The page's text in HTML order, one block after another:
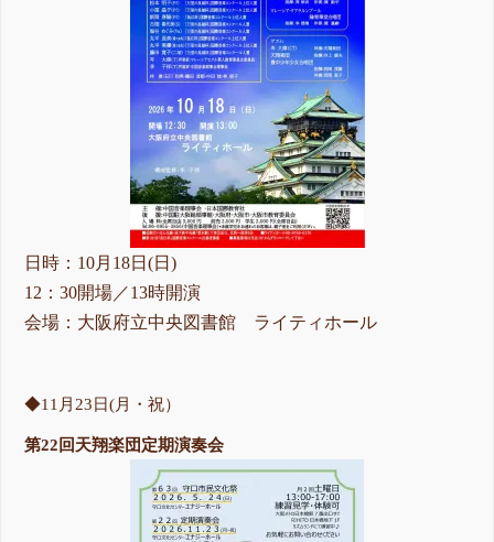
日時：10月18日(日)
12：30開場／13時開演
会場：大阪府立中央図書館 ライティホール
◆11月23日(月・祝）
第22回天翔楽団定期演奏会